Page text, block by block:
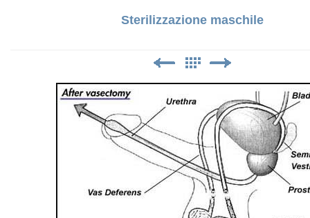
Sterilizzazione maschile